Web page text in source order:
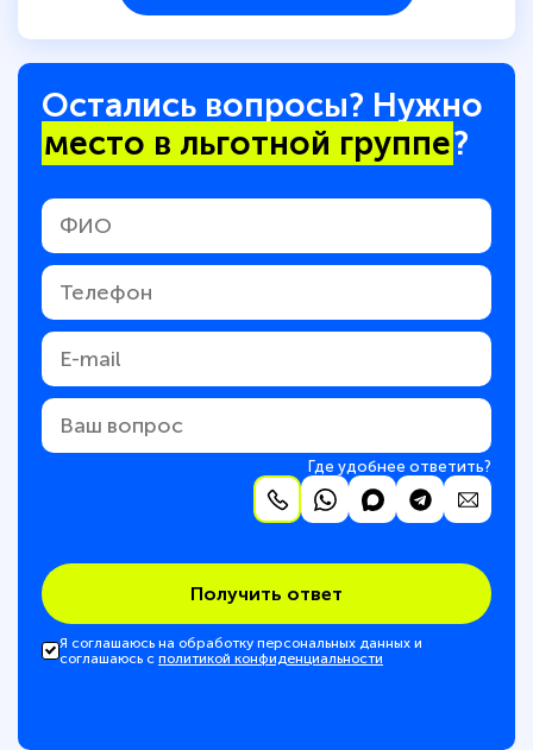
Остались вопросы? Нужно
место в льготной группе?
Где удобнее ответить?
Получить ответ
Я соглашаюсь на обработку персональных данных и
соглашаюсь с политикой конфиденциальности